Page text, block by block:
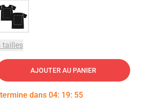
tailles
AJOUTER AU PANIER
dans 04: 19: 54